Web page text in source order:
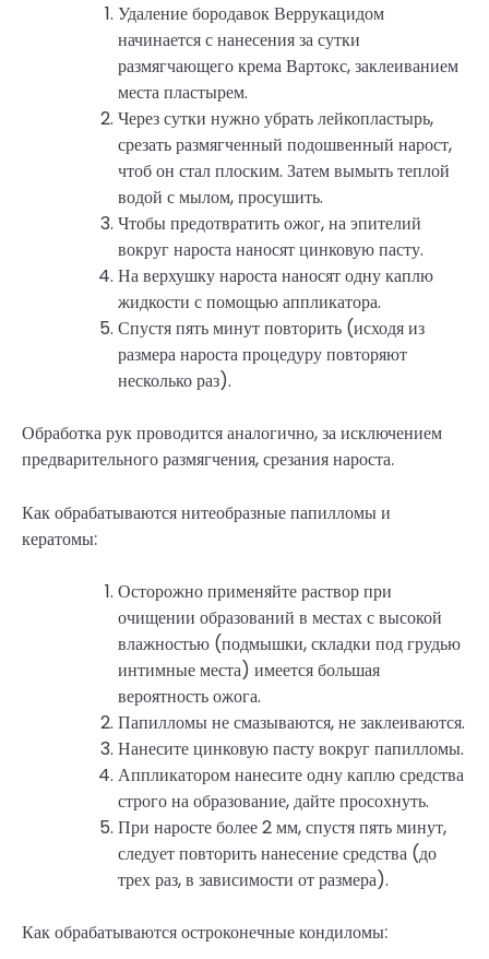
Удаление бородавок Веррукацидом
начинается с нанесения за сутки
размягчающего крема Вартокс, заклеиванием
места пластырем.
Через сутки нужно убрать лейкопластырь,
срезать размягченный подошвенный нарост,
чтоб он стал плоским. Затем вымыть теплой
водой с мылом, просушить.
Чтобы предотвратить ожог, на эпителий
вокруг нароста наносят цинковую пасту.
На верхушку нароста наносят одну каплю
жидкости с помощью аппликатора.
Спустя пять минут повторить (исходя из
размера нароста процедуру повторяют
несколько раз).
Обработка рук проводится аналогично, за исключением
предварительного размягчения, срезания нароста.
Как обрабатываются нитеобразные папилломы и
кератомы:
Осторожно применяйте раствор при
очищении образований в местах с высокой
влажностью (подмышки, складки под грудью
интимные места) имеется большая
вероятность ожога.
Папилломы не смазываются, не заклеиваются.
Нанесите цинковую пасту вокруг папилломы.
Аппликатором нанесите одну каплю средства
строго на образование, дайте просохнуть.
При наросте более 2 мм, спустя пять минут,
следует повторить нанесение средства (до
трех раз, в зависимости от размера).
Как обрабатываются остроконечные кондиломы: